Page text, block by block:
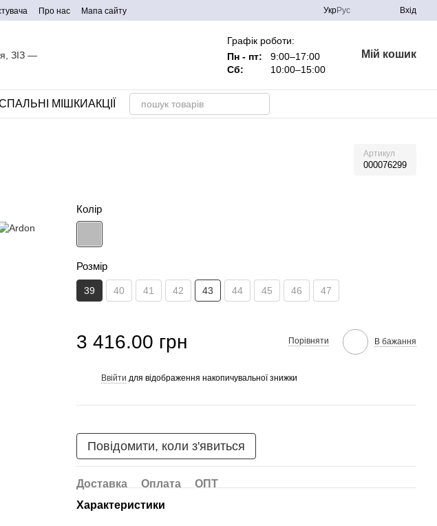
Про нас Мапа сайту УкрРус Вхід
Графік роботи:
Пн - пт:
9:00–17:00
Сб:
10:00–15:00
Мій кошик
МІШКИАКЦІЇ
Артикул
000076299
Колір
Розмір
39 40 41 42 43 44 45 46 47
3 416.00 грн Порівняти В бажання
Ввійти для відображення накопичувальної знижки
Повідомити, коли з'явиться
Доставка Оплата
ОПТ
Характеристики